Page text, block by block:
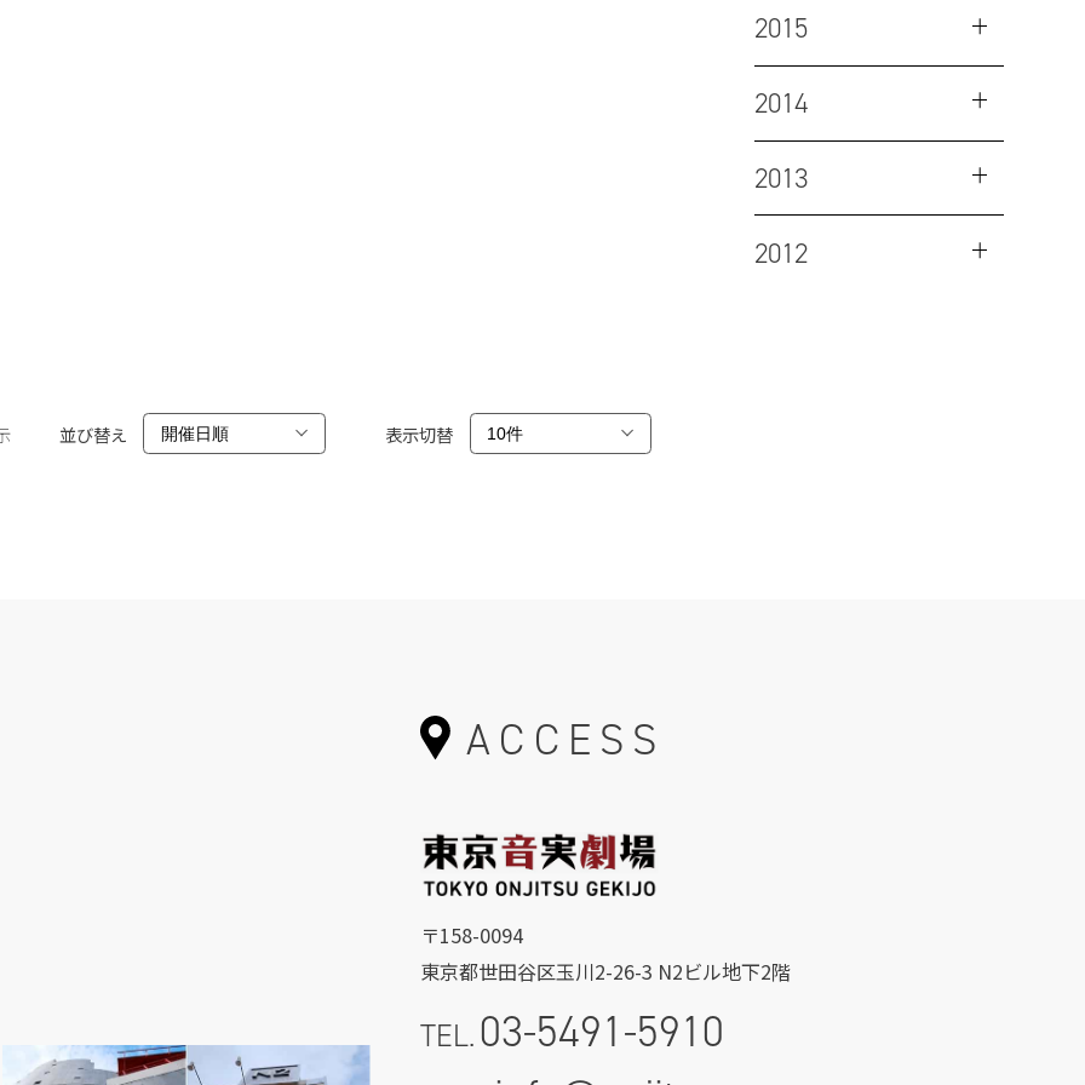
2015
2014
2013
2012
並び替え 表示切替
ACCESS
〒158-0094
東京都世田谷区玉川2-26-3 N2ビル地下2階
TEL.03-5491-5910